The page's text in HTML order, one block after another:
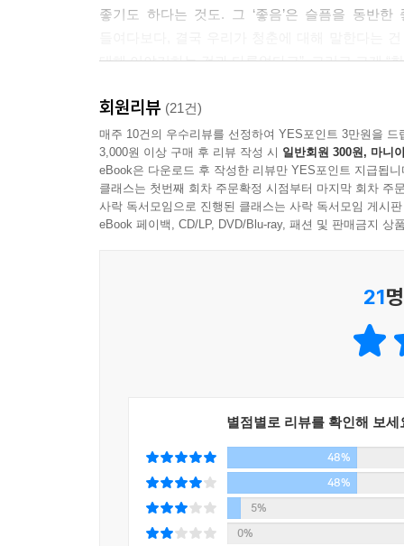
마음만은 청춘, 이런 말도 있잖아요. 그래서 나이
-165~166쪽에서
어찌 보면 쉬운 말 같지만 나이를 먹는다는 건 이
누군가와 반드시 두 번 만나는데, 한 번은 서로 같
다 보면 가끔은 두 번째 만남이 훨씬 좋기도 하다
년 전에 옮겨놓은 문장들을 들여다보다, 결국 우
고 말이다. 그게 ‘하고 싶은 말을 꾹 참고 있는’ ‘
좋기도 하다는 것도. 그 ‘좋음’은 슬픔을 동반
대해 이야기하는 것과 다름없다고”. 그리고 그게 “
『청춘의 문장들』과 인생의 한 시절을 보낸 독자
“누군가 오래 본 문장, 누군가 오래 볼 문장, 그러
작가 김연수가 다시 쓰고 말하는 열 가지 열쇳말
청춘들을 각자 읽고 있을 수도 있겠다, 그런 생
벌어지는 것만 같아요. 그저 놀라울 따름이죠.
책이 하나의 물질로서 어떤 사람의 인생에 개입
기숙사로 올라가던 언덕길의 아카시아 향기가 떠
인생에서 그런 물질로, 아카시아 꽃 같은 것으로
회원리뷰 (21건)
매주 10건의 우수리뷰를 선정하여 YES포인트 3만원을 드
3,000원 이상 구매 후 리뷰 작성 시 일반회원 300원, 마니
eBook은 다운로드 후 작성한 리뷰만 YES포인트 지급됩니
클래스는 첫번째 회차 주문확정 시점부터 마지막 회차 주
사락 독서모임으로 진행된 클래스는 사락 독서모임 게시
eBook 페이백, CD/LP, DVD/Blu-ray, 패션 및 판매금지 상
21
별점별로 리뷰를 확인해 보세
48%
48%
5%
0%